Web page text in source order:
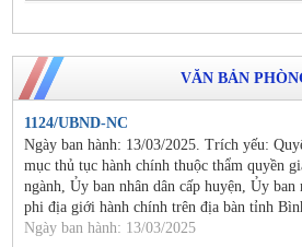
VĂN BẢN
1124/UBND-NC
Ngày ban hành: 13/03/2025. Trích yếu:
mục thủ tục hành chính thuộc thẩm quyền
ngành, Ủy ban nhân dân cấp huyện, Ủy ban
phi địa giới hành chính trên địa bàn tỉnh
Ngày ban hành: 13/03/2025